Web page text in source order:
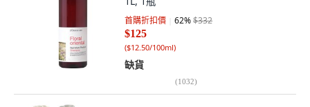
首購折扣價 62%$332
$125
($12.50/100ml)
缺貨
(1032)